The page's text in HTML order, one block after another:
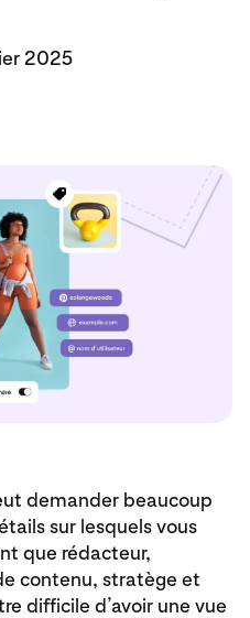
2025
demander beaucoup
sur lesquels vous
que rédacteur,
contenu, stratège et
difficile d’avoir une vue